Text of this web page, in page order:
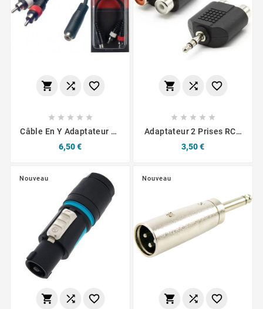
  
    
Câble En Y Adaptateur 1x
RCA Mâle
Prix
6,50 €
  
    
Adaptateur 2 Prises RCA
Mm Mâle
Prix
3,50 €
Nouveau
  
Nouveau
  